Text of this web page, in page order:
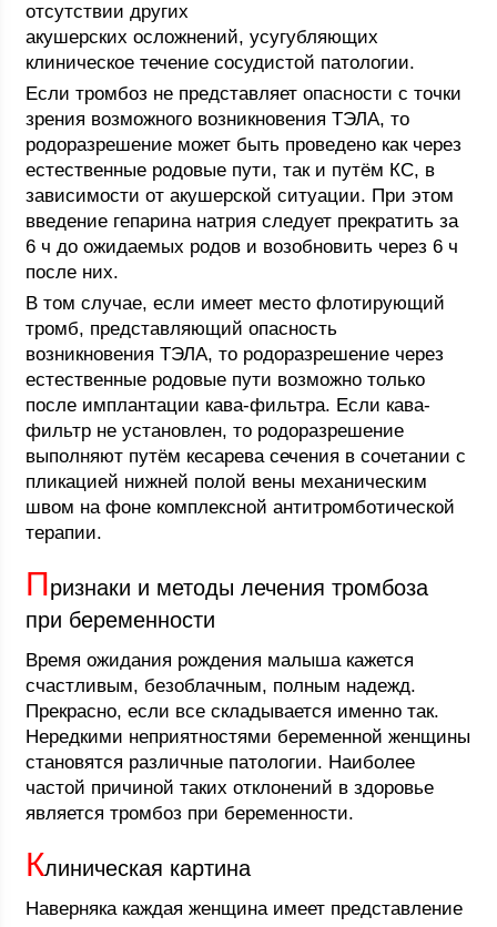
отсутствии других
акушерских осложнений, усугубляющих
клиническое течение сосудистой патологии.
Если тромбоз не представляет опасности с точки
зрения возможного возникновения ТЭЛА, то
родоразрешение может быть проведено как через
естественные родовые пути, так и путём КС, в
зависимости от акушерской ситуации. При этом
введение гепарина натрия следует прекратить за
6 ч до ожидаемых родов и возобновить через 6 ч
после них.
В том случае, если имеет место флотирующий
тромб, представляющий опасность
возникновения ТЭЛА, то родоразрешение через
естественные родовые пути возможно только
после имплантации кава-фильтра. Если кава-
фильтр не установлен, то родоразрешение
выполняют путём кесарева сечения в сочетании с
пликацией нижней полой вены механическим
швом на фоне комплексной антитромботической
терапии.
Признаки и методы лечения тромбоза
при беременности
Время ожидания рождения малыша кажется
счастливым, безоблачным, полным надежд.
Прекрасно, если все складывается именно так.
Нередкими неприятностями беременной женщины
становятся различные патологии. Наиболее
частой причиной таких отклонений в здоровье
является тромбоз при беременности.
Клиническая картина
Наверняка каждая женщина имеет представление